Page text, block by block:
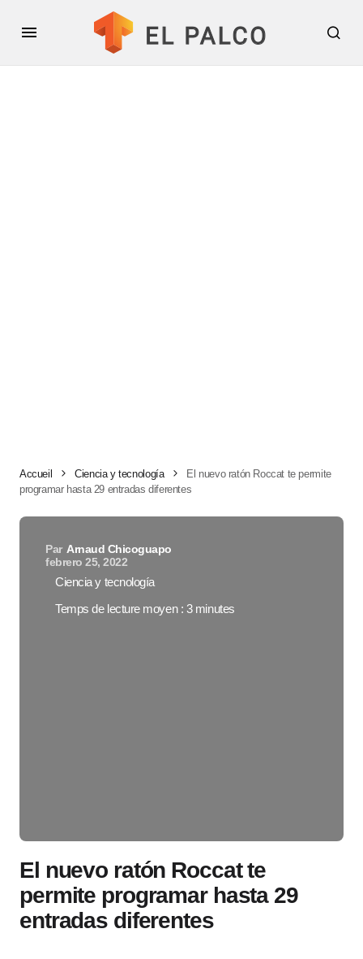
Accueil Ciencia y tecnología
El nuevo ratón Roccat te permite
programar hasta 29 entradas diferentes
Par Arnaud Chicoguapo
febrero 25, 2022
Ciencia y tecnología
Temps de lecture moyen : 3 minutes
El nuevo ratón Roccat te
permite programar hasta 29
entradas diferentes